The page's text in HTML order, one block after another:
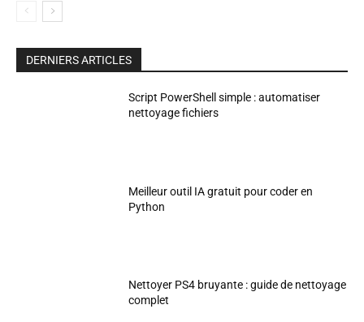
DERNIERS ARTICLES
Script PowerShell simple : automatiser
nettoyage fichiers
Meilleur outil IA gratuit pour coder en
Python
Nettoyer PS4 bruyante : guide de nettoyage
complet